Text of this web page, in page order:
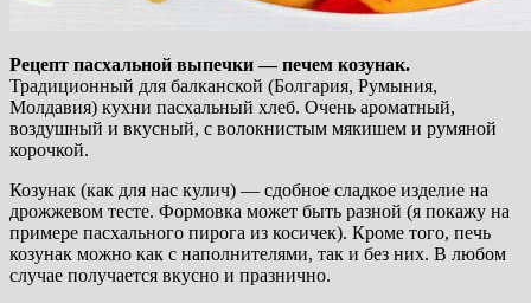
Рецепт пасхальной выпечки — печем козунак.
Традиционный для балканской (Болгария, Румыния,
Молдавия) кухни пасхальный хлеб. Очень ароматный,
воздушный и вкусный, с волокнистым мякишем и румяной
корочкой.
Козунак (как для нас кулич) — сдобное сладкое изделие на
дрожжевом тесте. Формовка может быть разной (я покажу на
примере пасхального пирога из косичек). Кроме того, печь
козунак можно как с наполнителями, так и без них. В любом
случае получается вкусно и празнично.